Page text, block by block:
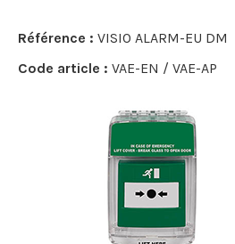
Référence : VISIO ALARM-EU DM
Code article : VAE-EN / VAE-AP